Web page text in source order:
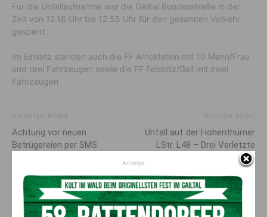
Für die Unfallaufnahme war die Gailtal Bundesstraße in der
Zeit von 12.16 Uhr bis 12.55 Uhr für den gesamten Verkehr
gesperrt.
Im Einsatz standen auch die FF Arnoldstein mit 10 Mann/Frau
und drei Fahrzeugen sowie die FF Feistritz/Gail mit zwei
Fahrzeugen
Achtung vor neuen
Betrügereien per SMS
Unfall auf der Hohenthurner
LStr. L48 – Drei Verletzte
AKTUELLES
Anzeige